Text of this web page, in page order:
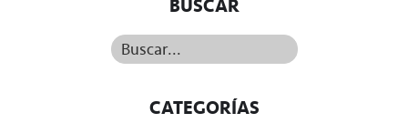
Buscar...
CATEGORÍAS